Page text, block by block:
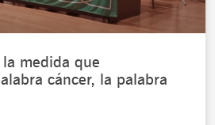
medida que
cáncer, la palabra